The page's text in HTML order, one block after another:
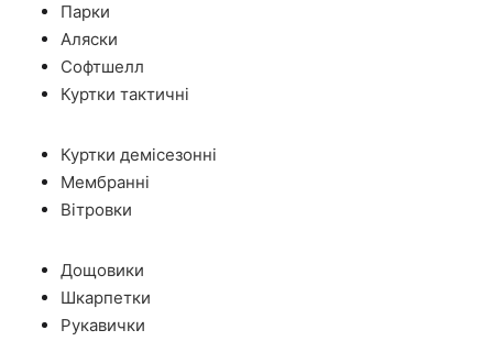
Парки
Аляски
Софтшелл
Куртки тактичні
Куртки демісезонні
Мембранні
Вітровки
Дощовики
Шкарпетки
Рукавички